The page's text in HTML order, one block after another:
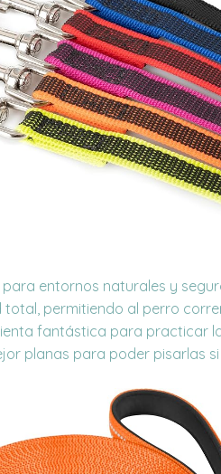
para entornos naturales y
permitiendo al perro
fantástica para practicar
planas para poder pisarlas